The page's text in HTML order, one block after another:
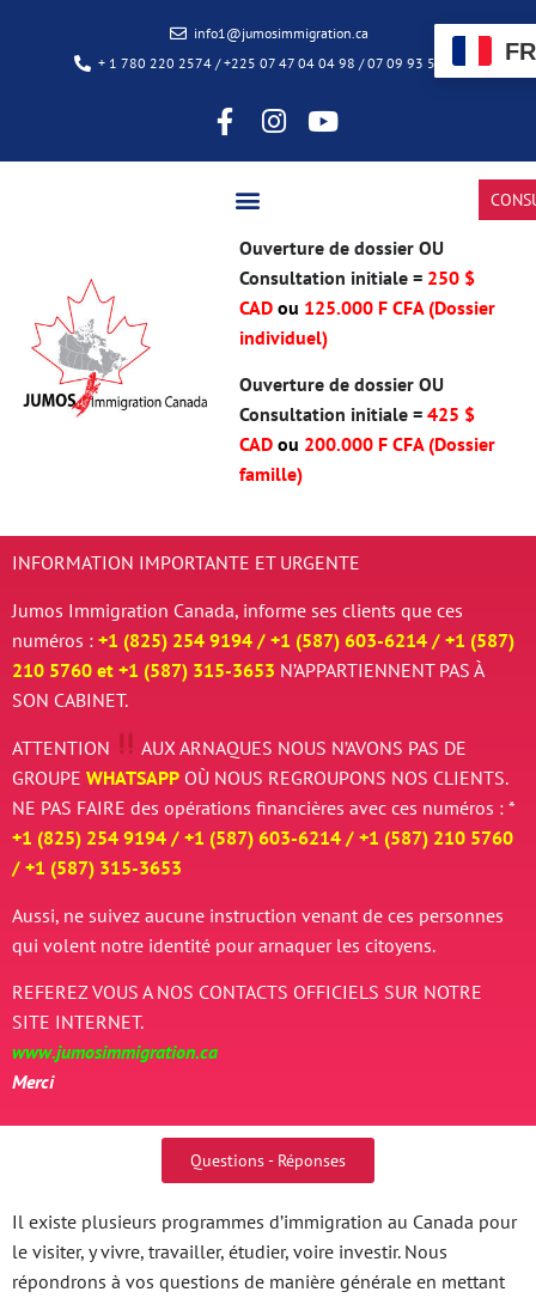
info1@jumosimmigration.ca
+ 1 780 220 2574 / +225 07 47 04 04 98 / 07 09 93 50 85
Ouverture de dossier OU
Consultation initiale = 250 $
CADou 125.000 F CFA (Dossier
individuel)
Ouverture de dossier OU
Consultation initiale =425 $
CAD ou 200.000 F CFA (Dossier
famille)
INFORMATION IMPORTANTE ET URGENTE
Jumos Immigration Canada, informe ses clients que ces
numéros : +1 (825) 254 9194 / +1 (587) 603-6214 / +1 (587)
210 5760 et +1 (587) 315-3653 N’APPARTIENNENT PAS À
SON CABINET.
ATTENTION AUX ARNAQUES NOUS N’AVONS PAS DE
GROUPE WHATSAPP OÙ NOUS REGROUPONS NOS CLIENTS.
NE PAS FAIRE des opérations financières avec ces numéros : *
+1 (825) 254 9194 / +1 (587) 603-6214 / +1 (587) 210 5760
/ +1 (587) 315-3653
Aussi, ne suivez aucune instruction venant de ces personnes
qui volent notre identité pour arnaquer les citoyens.
REFEREZ VOUS A NOS CONTACTS OFFICIELS SUR NOTRE
SITE INTERNET.
www.jumosimmigration.ca
Merci
Questions - Réponses
Il existe plusieurs programmes d’immigration au Canada pour
le visiter, y vivre, travailler, étudier, voire investir. Nous
répondrons à vos questions de manière générale en mettant
FR